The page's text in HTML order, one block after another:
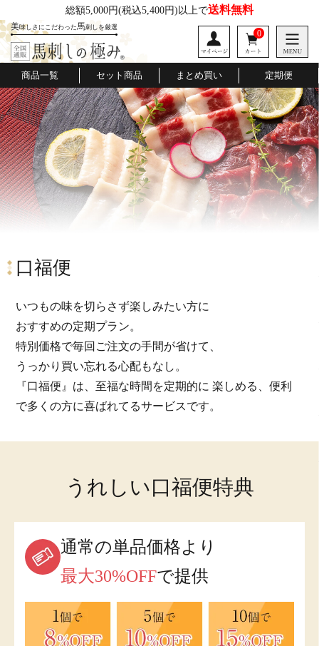
総額5,000円(税込5,400円)以上で送料無料
美味しさにこだわった 馬刺しを厳選
0
商品一覧 セット商品 まとめ買い 定期便
桜道 口福便 極みの会
口福便
いつもの味を切らさず楽しみたい方に
おすすめの定期プラン。
特別価格で毎回ご注文の手間が省けて、
うっかり買い忘れる心配もなし。
『口福便』は、至福な時間を定期的に 楽しめる、便利
で多くの方に喜ばれてるサービスです。
うれしい口福便特典
通常の単品価格より
最大30%OFFで提供